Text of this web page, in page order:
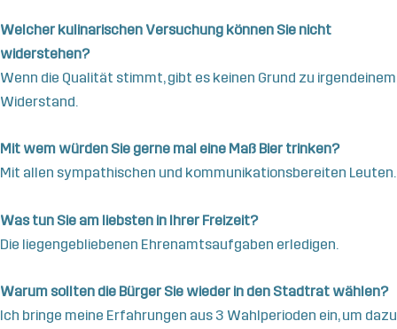
Welcher kulinarischen Versuchung können Sie nicht
widerstehen?
Wenn die Qualität stimmt, gibt es keinen Grund zu irgendeinem
Widerstand.
Mit wem würden Sie gerne mal eine Maß Bier trinken?
Mit allen sympathischen und kommunikationsbereiten Leuten.
Was tun Sie am liebsten in Ihrer Freizeit?
Die liegengebliebenen Ehrenamtsaufgaben erledigen.
Warum sollten die Bürger Sie wieder in den Stadtrat wählen?
Ich bringe meine Erfahrungen aus 3 Wahlperioden ein, um dazu